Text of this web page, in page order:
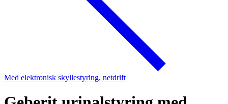
Med elektronisk skyllestyring, netdrift